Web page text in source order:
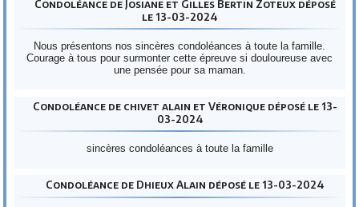
Condoléance de Josiane et Gilles Bertin Zoteux déposé
le 13-03-2024
Nous présentons nos sincères condoléances à toute la famille.
Courage à tous pour surmonter cette épreuve si douloureuse avec
une pensée pour sa maman.
Condoléance de chivet alain et Véronique déposé le 13-
03-2024
sincères condoléances à toute la famille
Condoléance de Dhieux Alain déposé le 13-03-2024